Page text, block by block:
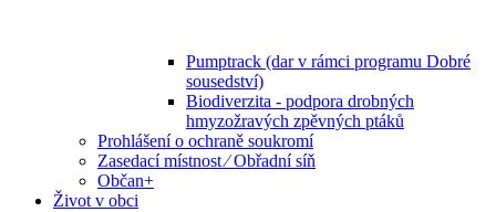
Pumptrack (dar v rámci programu Dobré
sousedství)
Biodiverzita - podpora drobných
hmyzožravých zpěvných ptáků
Prohlášení o ochraně soukromí
Zasedací místnost ⁄ Obřadní síň
Občan+
Život v obci